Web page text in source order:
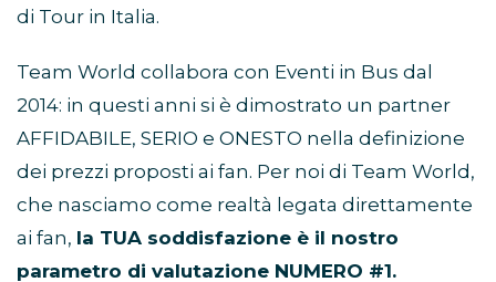
di Tour in Italia.
Team World collabora con Eventi in Bus dal
2014: in questi anni si è dimostrato un partner
AFFIDABILE, SERIO e ONESTO nella definizione
dei prezzi proposti ai fan. Per noi di Team World,
che nasciamo come realtà legata direttamente
ai fan, la TUA soddisfazione è il nostro
parametro di valutazione NUMERO #1.